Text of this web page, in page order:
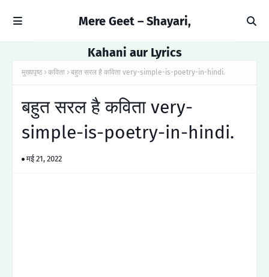
Mere Geet – Shayari,
Kahani aur Lyrics
मुख्यपृष्ठ कविता बहुत सरल है कविता very-simple-is-poetry-in-hindi.
बहुत सरल है कविता very-
simple-is-poetry-in-hindi.
मई 21, 2022